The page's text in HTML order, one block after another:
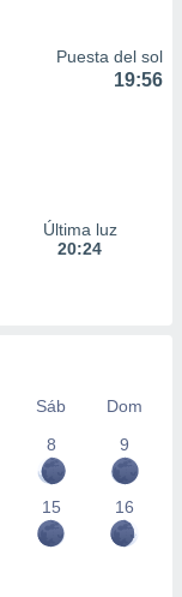
Puesta del sol
19:56
Última luz
20:24
Sáb
Dom
8 9
15 16